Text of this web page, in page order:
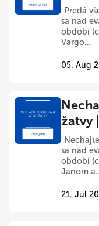
"Predá
sa nad
období
Vargo...
05. Aug
žatvy
sa nad
období
Janom
21. Júl